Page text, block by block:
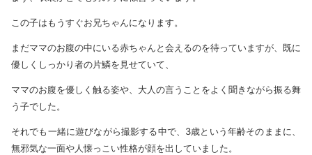
この子はもうすぐお兄ちゃんになります。
まだママのお腹の中にいる赤ちゃんと会えるのを待っていますが、既に
優しくしっかり者の片鱗を見せていて、
ママのお腹を優しく触る姿や、大人の言うことをよく聞きながら振る舞
う子でした。
それでも一緒に遊びながら撮影する中で、3歳という年齢そのままに、
無邪気な一面や人懐っこい性格が顔を出していました。